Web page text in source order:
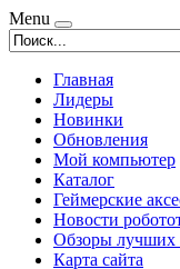
Menu
Главная
Лидеры
Новинки
Обновления
Мой компьютер
Каталог
Геймерские
Новости
Обзоры лучших
Карта сайта